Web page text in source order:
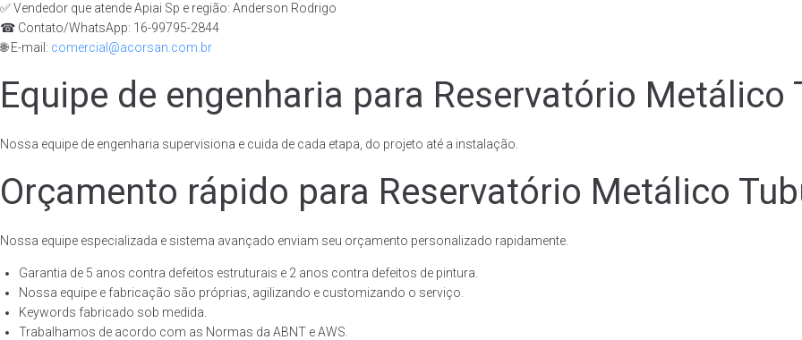
✅ Vendedor que atende Apiai Sp e região: Anderson Rodrigo
☎ Contato/WhatsApp: 16-99795-2844
🌐 E-mail: comercial@acorsan.com.br
Equipe de engenharia para Reservatório Metálico
Nossa equipe de engenharia supervisiona e cuida de cada etapa, do projeto até a instalação.
Orçamento rápido para Reservatório Metálico
Nossa equipe especializada e sistema avançado enviam seu orçamento personalizado rapidamente.
Garantia de 5 anos contra defeitos estruturais e 2 anos contra defeitos de pintura.
Nossa equipe e fabricação são próprias, agilizando e customizando o serviço.
Keywords fabricado sob medida.
Trabalhamos de acordo com as Normas da ABNT e AWS.